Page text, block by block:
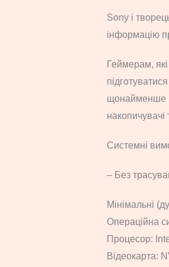
Sony і
інформацію
Геймерам,
щонайменше
накопичувачі
Системні
– Без
Мінімальні
Операційна
Процесор:
Відеокарта: